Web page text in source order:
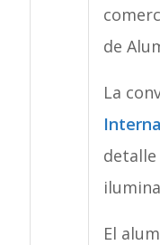
de
La
El